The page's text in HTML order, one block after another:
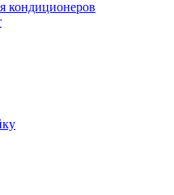
кондиционеров